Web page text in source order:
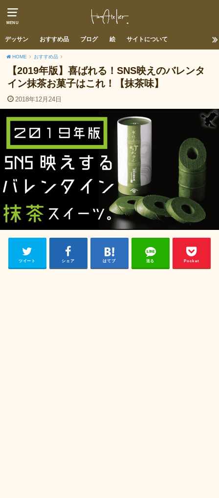
MENU
デッサン おすすめ品 ブログ 絵 サイトについて
HOME おすすめ品
【2019年版】喜ばれる！SNS映えのバレンタ
イン抹茶お菓子はこれ！【抹茶味】
2018年12月24日
ツイート シェア はてブ 送る Pocket